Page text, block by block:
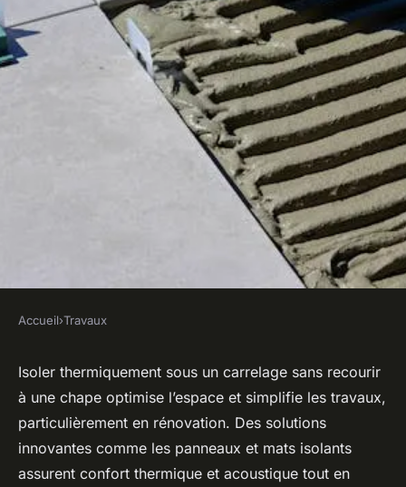
Isolation thermique sous
carrelage : l'option sans chape
astucieuse
Manon•21 mai 2025•5 min de lecture
Accueil›Travaux
Isoler thermiquement sous un carrelage sans recourir
à une chape optimise l’espace et simplifie les travaux,
particulièrement en rénovation. Des solutions
innovantes comme les panneaux et mats isolants
assurent confort thermique et acoustique tout en